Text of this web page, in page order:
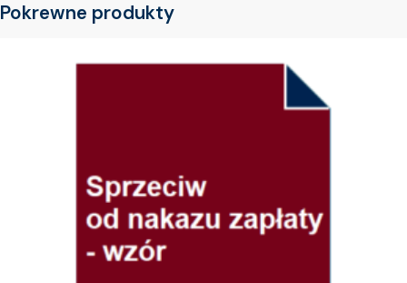
Pokrewne produkty